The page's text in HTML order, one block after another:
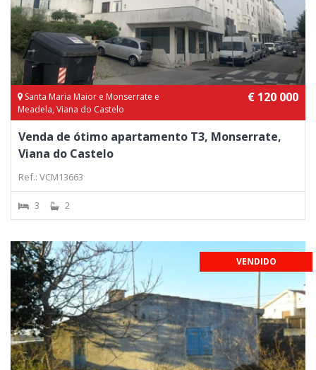
Santa Maria Maior e Monserrate e
Meadela, Viana do Castelo
€ 120 000
Venda de ótimo apartamento T3, Monserrate,
Viana do Castelo
Ref.: VCM13663
3 2
VENDIDO